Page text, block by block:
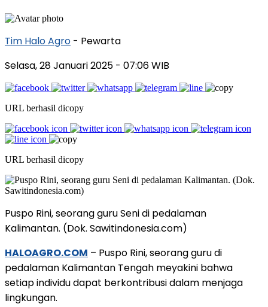
Tim Halo Agro - Pewarta
Selasa, 28 Januari 2025 - 07:06 WIB
URL berhasil dicopy
URL berhasil dicopy
Puspo Rini, seorang guru Seni di pedalaman
Kalimantan. (Dok. Sawitindonesia.com)
HALOAGRO.COM – Puspo Rini, seorang guru di
pedalaman Kalimantan Tengah meyakini bahwa
setiap individu dapat berkontribusi dalam menjaga
lingkungan.